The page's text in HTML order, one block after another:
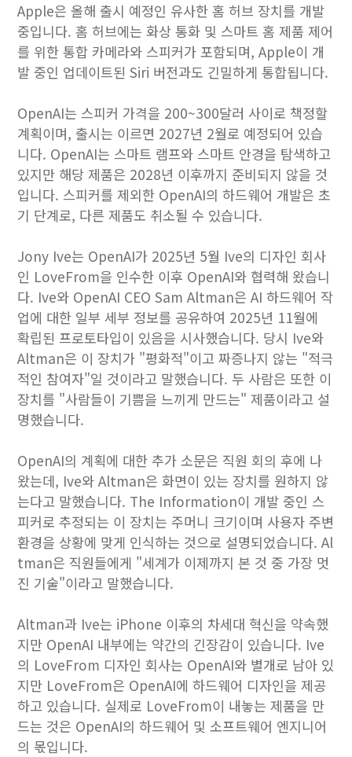
Apple은 올해 출시 예정인 유사한 홈 허브 장치를 개발
중입니다. 홈 허브에는 화상 통화 및 스마트 홈 제품 제어
를 위한 통합 카메라와 스피커가 포함되며, Apple이 개
발 중인 업데이트된 Siri 버전과도 긴밀하게 통합됩니다.
OpenAI는 스피커 가격을 200~300달러 사이로 책정할
계획이며, 출시는 이르면 2027년 2월로 예정되어 있습
니다. OpenAI는 스마트 램프와 스마트 안경을 탐색하고
있지만 해당 제품은 2028년 이후까지 준비되지 않을 것
입니다. 스피커를 제외한 OpenAI의 하드웨어 개발은 ​​초
기 단계로, 다른 제품도 취소될 수 있습니다.
Jony Ive는 OpenAI가 2025년 5월 Ive의 디자인 회사
인 LoveFrom을 인수한 이후 OpenAI와 협력해 왔습니
다. Ive와 OpenAI CEO Sam Altman은 AI 하드웨어 작
업에 대한 일부 세부 정보를 공유하여 2025년 11월에
확립된 프로토타입이 있음을 시사했습니다. 당시 Ive와
Altman은 이 장치가 "평화적"이고 짜증나지 않는 "적극
적인 참여자"일 것이라고 말했습니다. 두 사람은 또한 이
장치를 "사람들이 기쁨을 느끼게 만드는" 제품이라고 설
명했습니다.
OpenAI의 계획에 대한 추가 소문은 직원 회의 후에 나
왔는데, Ive와 Altman은 화면이 있는 장치를 원하지 않
는다고 말했습니다. The Information이 개발 중인 스
피커로 추정되는 이 장치는 주머니 크기이며 사용자 주변
환경을 상황에 맞게 인식하는 것으로 설명되었습니다. Al
tman은 직원들에게 "세계가 이제까지 본 것 중 가장 멋
진 기술"이라고 말했습니다.
Altman과 Ive는 iPhone 이후의 차세대 혁신을 약속했
지만 OpenAI 내부에는 약간의 긴장감이 있습니다. Ive
의 LoveFrom 디자인 회사는 OpenAI와 별개로 남아 있
지만 LoveFrom은 OpenAI에 하드웨어 디자인을 제공
하고 있습니다. 실제로 LoveFrom이 내놓는 제품을 만
드는 것은 OpenAI의 하드웨어 및 소프트웨어 엔지니어
의 몫입니다.